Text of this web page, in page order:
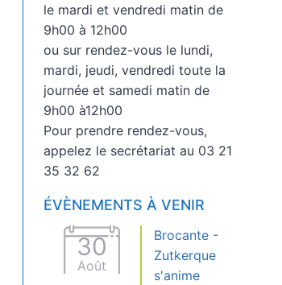
le mardi et vendredi matin de
9h00 à 12h00
ou sur rendez-vous le lundi,
mardi, jeudi, vendredi toute la
journée et samedi matin de
9h00 à12h00
Pour prendre rendez-vous,
appelez le secrétariat au 03 21
35 32 62
ÉVÈNEMENTS À VENIR
30
Août
Brocante -
Zutkerque
s'anime